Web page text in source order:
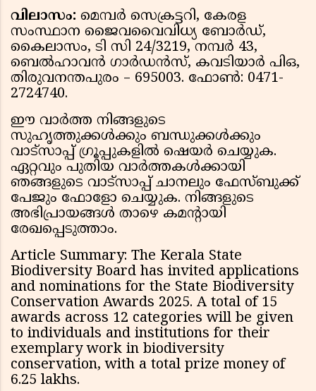
വിലാസം: മെമ്പർ സെക്രട്ടറി, കേരള
സംസ്ഥാന ജൈവവൈവിധ്യ ബോർഡ്,
കൈലാസം, ടി സി 24/3219, നമ്പർ 43,
ബെൽഹാവൻ ഗാർഡൻസ്, കവടിയാർ പിഒ,
തിരുവനന്തപുരം – 695003. ഫോൺ: 0471-
2724740.
ഈ വാർത്ത നിങ്ങളുടെ
സുഹൃത്തുക്കൾക്കും ബന്ധുക്കൾക്കും
വാട്സാപ്പ് ഗ്രൂപ്പുകളിൽ ഷെയർ ചെയ്യുക.
ഏറ്റവും പുതിയ വാർത്തകൾക്കായി
ഞങ്ങളുടെ വാട്സാപ്പ് ചാനലും ഫേസ്ബുക്ക്
പേജും ഫോളോ ചെയ്യുക. നിങ്ങളുടെ
അഭിപ്രായങ്ങൾ താഴെ കമൻ്റായി
രേഖപ്പെടുത്താം.
Article Summary: The Kerala State
Biodiversity Board has invited applications
and nominations for the State Biodiversity
Conservation Awards 2025. A total of 15
awards across 12 categories will be given
to individuals and institutions for their
exemplary work in biodiversity
conservation, with a total prize money of
₹6.25 lakhs.